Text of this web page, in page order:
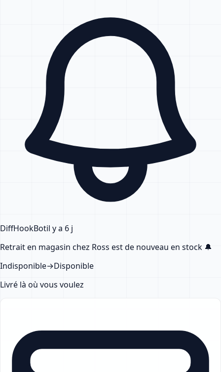
DiffHookBotil y a 6 j
Retrait en magasin chez Ross est de nouveau en stock 🔔
Indisponible→Disponible
Livré là où vous voulez